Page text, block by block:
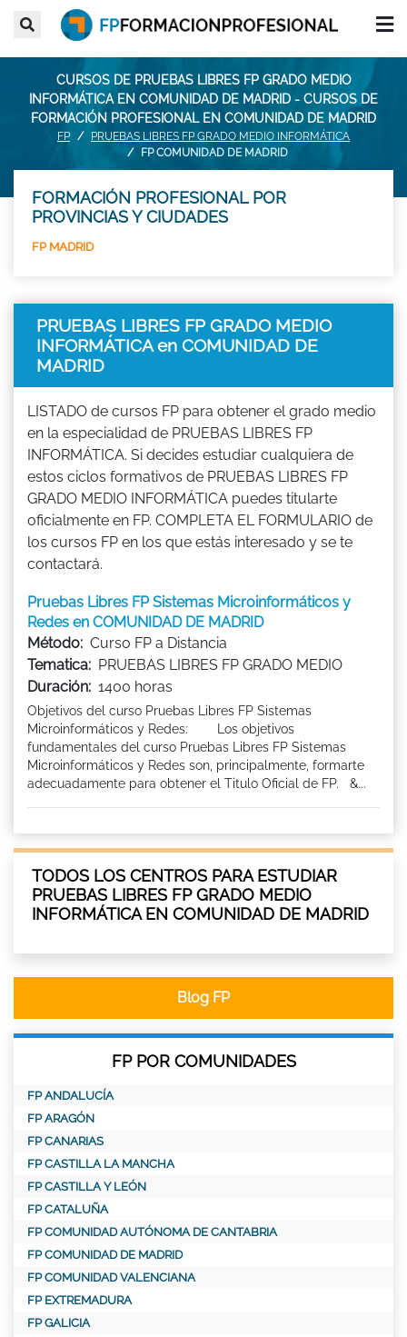
CURSOS DE PRUEBAS LIBRES FP GRADO MEDIO
INFORMÁTICA EN COMUNIDAD DE MADRID - CURSOS DE
FORMACIÓN PROFESIONAL EN COMUNIDAD DE MADRID
FP
PRUEBAS LIBRES FP GRADO MEDIO INFORMÁTICA
FP COMUNIDAD DE MADRID
FORMACIÓN PROFESIONAL POR
PROVINCIAS Y CIUDADES
FP MADRID
PRUEBAS LIBRES FP GRADO MEDIO
INFORMÁTICA en COMUNIDAD DE
MADRID
LISTADO de cursos FP para obtener el grado medio
en la especialidad de PRUEBAS LIBRES FP
INFORMÁTICA. Si decides estudiar cualquiera de
estos ciclos formativos de PRUEBAS LIBRES FP
GRADO MEDIO INFORMÁTICA puedes titularte
oficialmente en FP. COMPLETA EL FORMULARIO de
los cursos FP en los que estás interesado y se te
contactará.
Pruebas Libres FP Sistemas Microinformáticos y
Redes en COMUNIDAD DE MADRID
Método: Curso FP a Distancia
Tematica: PRUEBAS LIBRES FP GRADO MEDIO
Duración: 1400 horas
Objetivos del curso Pruebas Libres FP Sistemas
Microinformáticos y Redes: Los objetivos
fundamentales del curso Pruebas Libres FP Sistemas
Microinformáticos y Redes son, principalmente, formarte
adecuadamente para obtener el Titulo Oficial de FP. &...
TODOS LOS CENTROS PARA ESTUDIAR
PRUEBAS LIBRES FP GRADO MEDIO
INFORMÁTICA EN COMUNIDAD DE MADRID
Blog FP
FP POR COMUNIDADES
FP ANDALUCÍA
FP ARAGÓN
FP CANARIAS
FP CASTILLA LA MANCHA
FP CASTILLA Y LEÓN
FP CATALUÑA
FP COMUNIDAD AUTÓNOMA DE CANTABRIA
FP COMUNIDAD DE MADRID
FP COMUNIDAD VALENCIANA
FP EXTREMADURA
FP GALICIA